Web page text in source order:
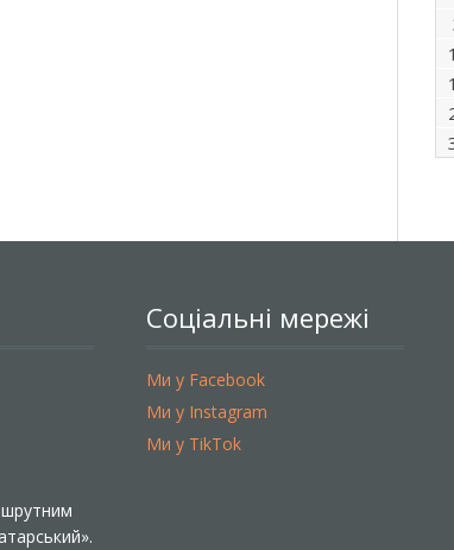
Соціальні мережі
Ми у Facebook
Ми у Instagram
Ми у TikTok